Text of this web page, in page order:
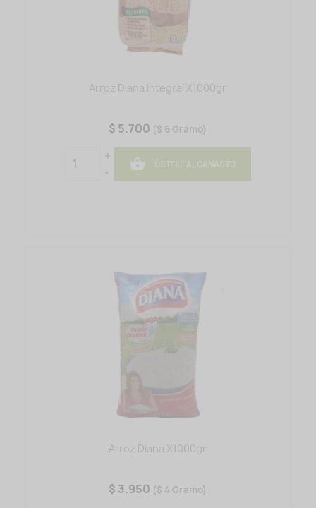
Arroz Diana Integral X1000gr
$ 5.700 ($ 6 Gramo)
+
-
 ÚSTELE AL CANASTO
Arroz Diana X1000gr
$ 3.950 ($ 4 Gramo)